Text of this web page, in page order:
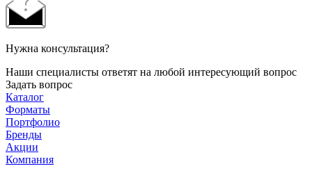
Нужна консультация?
Наши специалисты ответят на любой интересующий вопрос
Задать вопрос
Каталог
Форматы
Портфолио
Бренды
Акции
Компания